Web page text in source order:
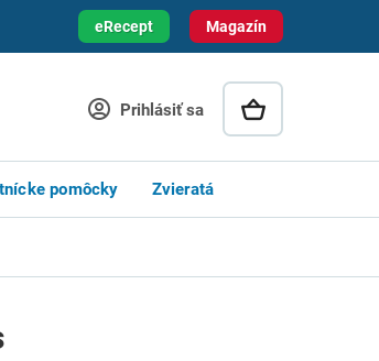
Magazín
eRecept
Prihlásiť sa
pomôcky Zvieratá